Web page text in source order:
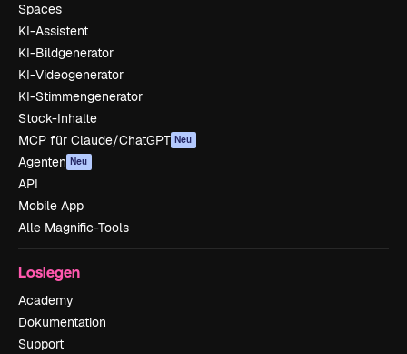
Spaces
KI-Assistent
KI-Bildgenerator
KI-Videogenerator
KI-Stimmengenerator
Stock-Inhalte
MCP für Claude/ChatGPT Neu
Agenten Neu
API
Mobile App
Alle Magnific-Tools
Loslegen
Academy
Dokumentation
Support